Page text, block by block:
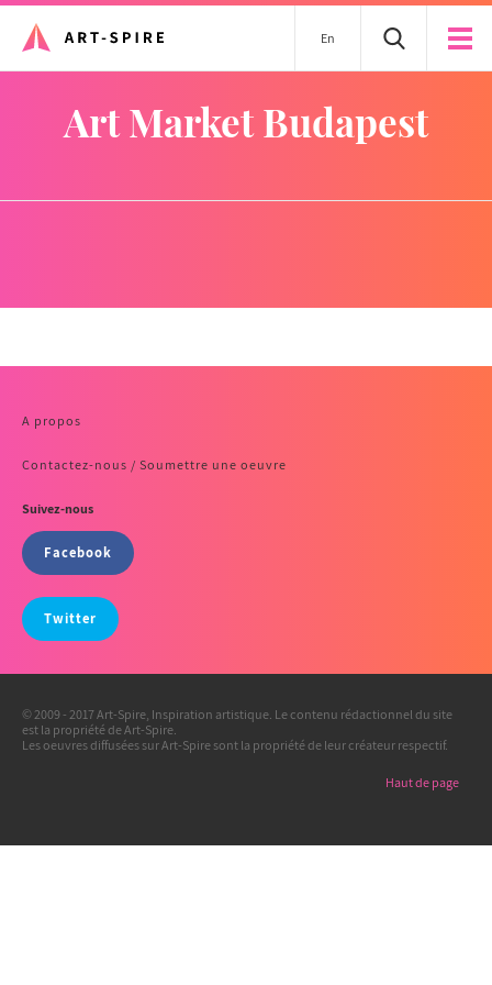
En
Art Market Budapest
A propos
Contactez-nous / Soumettre une oeuvre
Suivez-nous
Facebook
Twitter
© 2009 - 2017 Art-Spire, Inspiration artistique. Le contenu rédactionnel du site
est la propriété de Art-Spire.
Les oeuvres diffusées sur Art-Spire sont la propriété de leur créateur respectif.
Haut de page